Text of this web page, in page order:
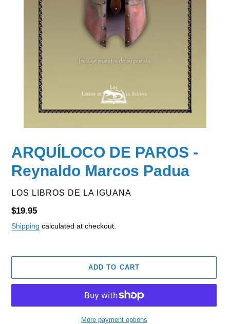
ARQUÍLOCO DE PAROS -
Reynaldo Marcos Padua
VENDOR
LOS LIBROS DE LA IGUANA
Regular
price
$19.95
Shipping calculated at checkout.
ADD TO CART
More payment options